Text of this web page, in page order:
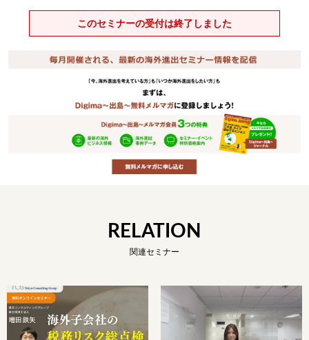
このセミナーの受付は終了しました
RELATION
関連セミナー